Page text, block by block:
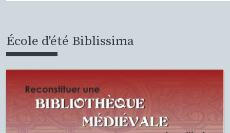
École d'été Biblissima